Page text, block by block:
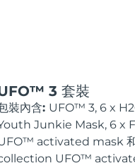
3 套裝
裝內含: UFO™ 3, 6 x
Junkie Mask, 6 x
activated mask
UFO™